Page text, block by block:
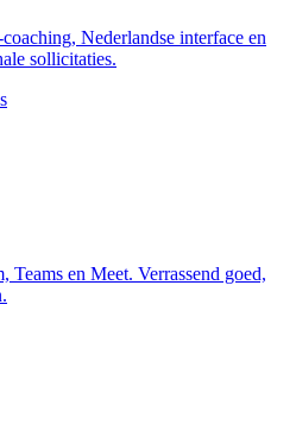
Nederlandse interface en
sollicitaties.
en Meet. Verrassend goed,